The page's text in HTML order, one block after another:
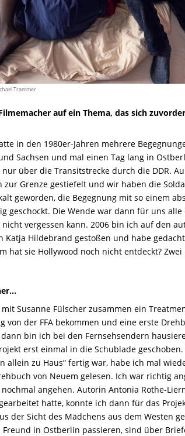
Trammer
auf ein Thema, das sich
in den 1980er-Jahren mehrere
Sachsen und mal einen Tag lang in
über die Transitstrecke durch die DDR.
Grenze gestiefelt und wir haben die
geworden, die Begegnung mit so einem
geschockt. Die Wende war dann für uns
vergessen kann. 2006 bin ich auf den
Katja Hildebrand gestoßen und habe
hat sie Hollywood noch nicht entdeckt?
Susanne Fülscher zusammen ein
von der FFA bekommen und eine erste
bin ich bei den Fernsehsendern
erst einmal in die Schublade
allein zu Haus“ fertig war, habe ich mal
von Neuem gelesen. Ich war richtig
angehen. Autorin Antonia Rothe-
hatte, konnte ich dann für das
der Sicht des Mädchens aus dem Westen
in Ostberlin passieren, sind über